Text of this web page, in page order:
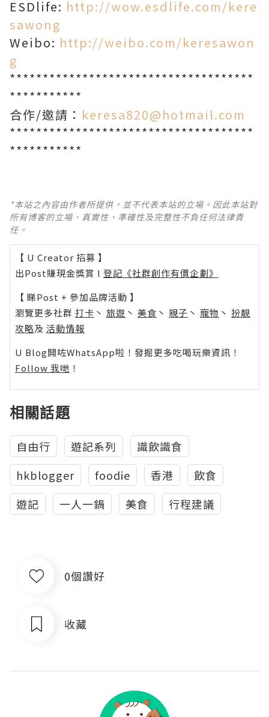
ESDlife: http://wow.esdlife.com/kere
sawong
Weibo: http://weibo.com/keresawon
g
*************************************
***********
合作/邀請： keresa820@hotmail.com
*************************************
***********
*本站之內容由作者所提供，並不代表本站的立場。因此本站對
所有博客的立場、真實性、準確性及完整性不負任何法律責
任。
【 U Creator 招募 】
出Post賺現金獎賞 l 登記《社群創作有價企劃》
【 睇Post + 參加品牌活動 】
瀏覽更多社群 打卡 丶 旅遊 丶 美食 丶 親子 丶 寵物 丶 扮靚
攻略及 活動情報
U Blog開咗WhatsApp啦！發掘更多吃喝玩樂資訊！
Follow 我哋 ！
相關話題
自由行 遊記系列
識飲識食
hkblogger
foodie 香港
飲食
遊記
一人一鍋 美食 行程建議
0個讚好
收藏